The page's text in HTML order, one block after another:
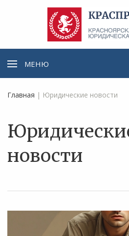
МЕНЮ
Главная | Юридические новости
новости